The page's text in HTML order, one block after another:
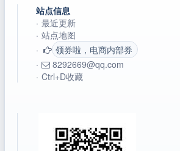
站点信息
· 最近更新
· 站点地图
·
领券啦，电商内部券
·
8292669@qq.com
· Ctrl+D收藏